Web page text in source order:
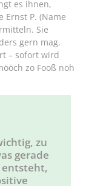
es ihnen,
Ernst P. (Name
Sie
gern mag.
– sofort wird
zo Fooß noh
zu
gerade